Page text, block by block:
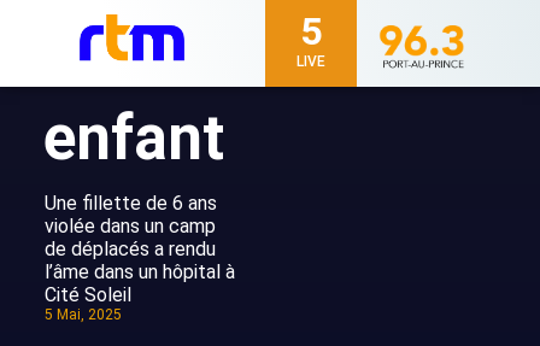
5
LIVE
enfant
Une fillette de 6 ans
violée dans un camp
de déplacés a rendu
l’âme dans un hôpital à
Cité Soleil
5 Mai, 2025